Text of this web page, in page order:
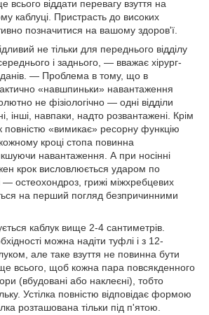
віддати перевагу взуття на
каблуці. Пристрасть до високих
позначитися на вашому здоров'ї.
не тільки для переднього відділу
і заднього, — вважає хірург-
— Проблема в тому, що в
«навшпиньки» навантаження
не фізіологічно — одні відділи
інші, навпаки, надто розвантажені. Крім
повністю «вимикає» ресорну функцію
кроці стопа повинна
навантаження. А при носінні
крок висловлюється ударом по
— остеохондроз, грижі міжхребцевих
на перший погляд безпричинними
каблук вище 2-4 сантиметрів.
можна надіти туфлі і з 12-
але таке взуття не повинна бути
всього, щоб кожна пара повсякденного
(вбудовані або наклеєні), тобто
Устілка повністю відповідає формою
розташована тільки під п'ятою.